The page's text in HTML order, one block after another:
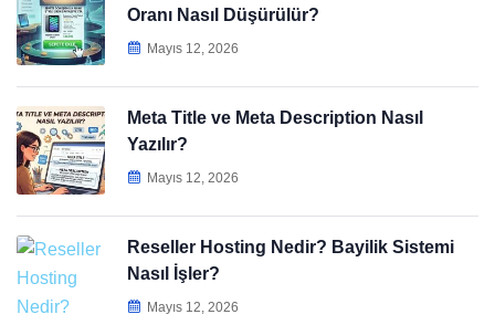
Oranı Nasıl Düşürülür?
Mayıs 12, 2026
Meta Title ve Meta Description Nasıl
Yazılır?
Mayıs 12, 2026
Reseller Hosting Nedir? Bayilik Sistemi
Nasıl İşler?
Mayıs 12, 2026